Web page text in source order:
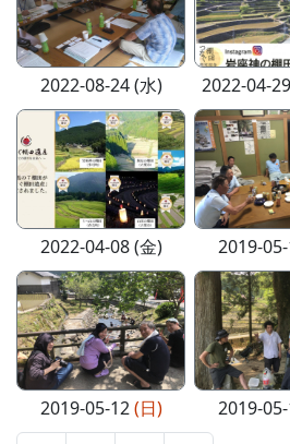
2022-08-24 (水) 2022-04-
2022-04-08 (金) 2019-
2019-05-12(日) 2019-